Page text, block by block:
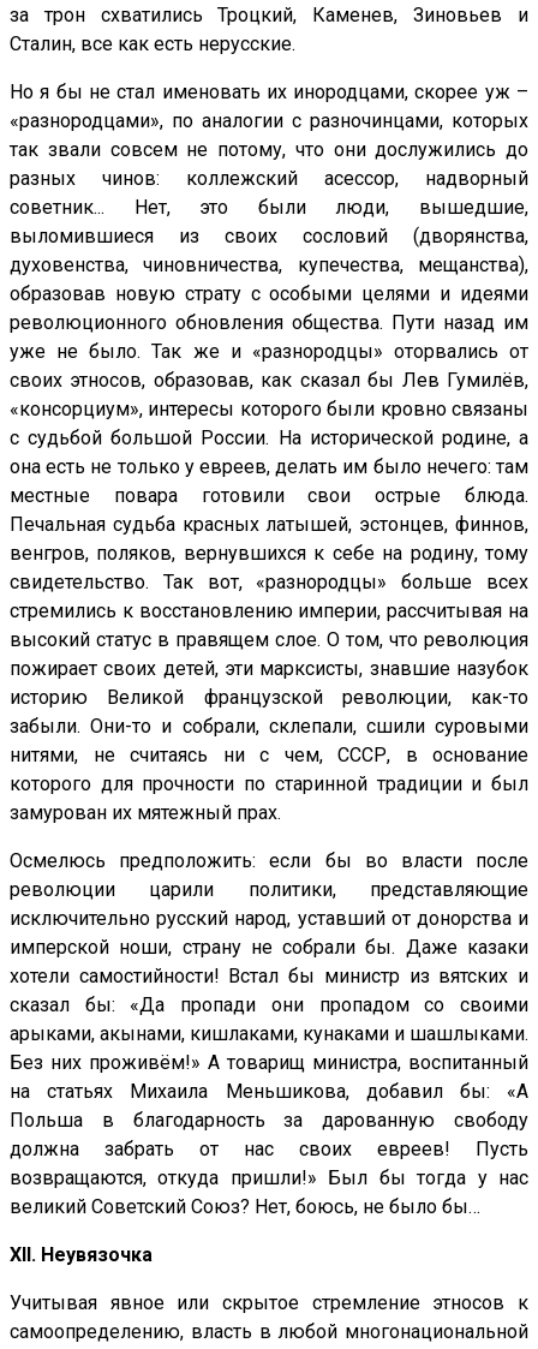
за трон схватились Троцкий, Каменев, Зиновьев и
Сталин, все как есть нерусские.
Но я бы не стал именовать их инородцами, скорее уж –
«разнородцами», по аналогии с разночинцами, которых
так звали совсем не потому, что они дослужились до
разных чинов: коллежский асессор, надворный
советник... Нет, это были люди, вышедшие,
выломившиеся из своих сословий (дворянства,
духовенства, чиновничества, купечества, мещанства),
образовав новую страту с особыми целями и идеями
революционного обновления общества. Пути назад им
уже не было. Так же и «разнородцы» оторвались от
своих этносов, образовав, как сказал бы Лев Гумилёв,
«консорциум», интересы которого были кровно связаны
с судьбой большой России. На исторической родине, а
она есть не только у евреев, делать им было нечего: там
местные повара готовили свои острые блюда.
Печальная судьба красных латышей, эстонцев, финнов,
венгров, поляков, вернувшихся к себе на родину, тому
свидетельство. Так вот, «разнородцы» больше всех
стремились к восстановлению империи, рассчитывая на
высокий статус в правящем слое. О том, что революция
пожирает своих детей, эти марксисты, знавшие назубок
историю Великой французской революции, как-то
забыли. Они-то и собрали, склепали, сшили суровыми
нитями, не считаясь ни с чем, СССР, в основание
которого для прочности по старинной традиции и был
замурован их мятежный прах.
Осмелюсь предположить: если бы во власти после
революции царили политики, представляющие
исключительно русский народ, уставший от донорства и
имперской ноши, страну не собрали бы. Даже казаки
хотели самостийности! Встал бы министр из вятских и
сказал бы: «Да пропади они пропадом со своими
арыками, акынами, кишлаками, кунаками и шашлыками.
Без них проживём!» А товарищ министра, воспитанный
на статьях Михаила Меньшикова, добавил бы: «А
Польша в благодарность за дарованную свободу
должна забрать от нас своих евреев! Пусть
возвращаются, откуда пришли!» Был бы тогда у нас
великий Советский Союз? Нет, боюсь, не было бы…
XII. Неувязочка
Учитывая явное или скрытое стремление этносов к
самоопределению, власть в любой многонациональной